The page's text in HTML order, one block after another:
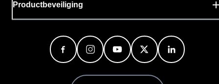
Productbeveiliging